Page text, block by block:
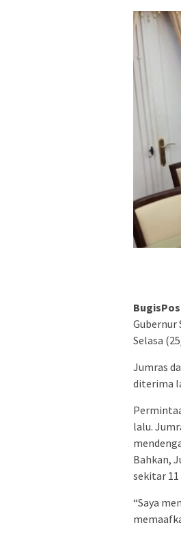
BugisPos
Gubernur
Selasa
Jumras
diterima
lalu.
Bahkan,
sekitar
“Saya